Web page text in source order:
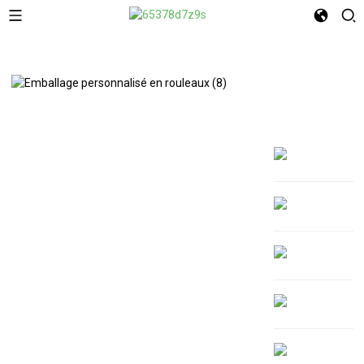
FILM EN ROULEAU IMPRIMÉ SUR
Bienvenue dans le pack XINDINGLI
Nous fournissons des solutions de films en rouleau
exigent rapidité, qualité et fiabilité en production.
laminés en feuille d'aluminium et de films flexibles